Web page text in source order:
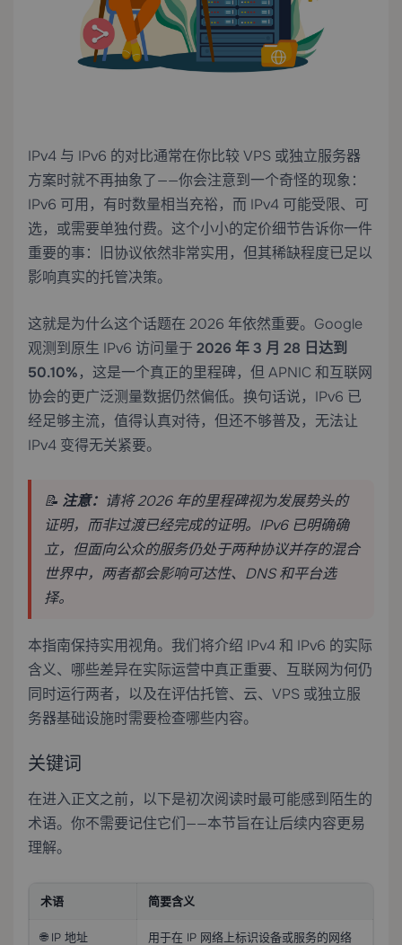
IPv4 与 IPv6 的对比通常在你比较 VPS 或独立服务器
方案时就不再抽象了——你会注意到一个奇怪的现象：
IPv6 可用，有时数量相当充裕，而 IPv4 可能受限、可
选，或需要单独付费。这个小小的定价细节告诉你一件
重要的事：旧协议依然非常实用，但其稀缺程度已足以
影响真实的托管决策。
这就是为什么这个话题在 2026 年依然重要。Google
观测到原生 IPv6 访问量于 2026 年 3 月 28 日达到
50.10%，这是一个真正的里程碑，但 APNIC 和互联网
协会的更广泛测量数据仍然偏低。换句话说，IPv6 已
经足够主流，值得认真对待，但还不够普及，无法让
IPv4 变得无关紧要。
📝 注意： 请将 2026 年的里程碑视为发展势头的
证明，而非过渡已经完成的证明。IPv6 已明确确
立，但面向公众的服务仍处于两种协议并存的混合
世界中，两者都会影响可达性、DNS 和平台选
择。
本指南保持实用视角。我们将介绍 IPv4 和 IPv6 的实际
含义、哪些差异在实际运营中真正重要、互联网为何仍
同时运行两者，以及在评估托管、云、VPS 或独立服
务器基础设施时需要检查哪些内容。
关键词
在进入正文之前，以下是初次阅读时最可能感到陌生的
术语。你不需要记住它们——本节旨在让后续内容更易
理解。
术语 简要含义
🌐 IP 地址
用于在 IP 网络上标识设备或服务的网络